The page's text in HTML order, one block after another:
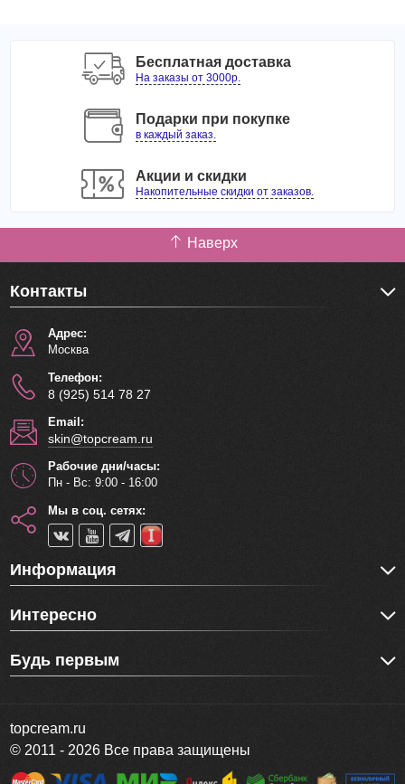
Бесплатная доставка
На заказы от 3000р.
Подарки при покупке
в каждый заказ.
Акции и скидки
Накопительные скидки от заказов.
Наверх
Контакты
Адрес:
Москва
Телефон:
8 (925) 514 78 27
Email:
skin@topcream.ru
Рабочие дни/часы:
Пн - Вс: 9:00 - 16:00
Мы в соц. сетях:
Информация
Интересно
Будь первым
topcream.ru
© 2011 - 2026 Все права защищены